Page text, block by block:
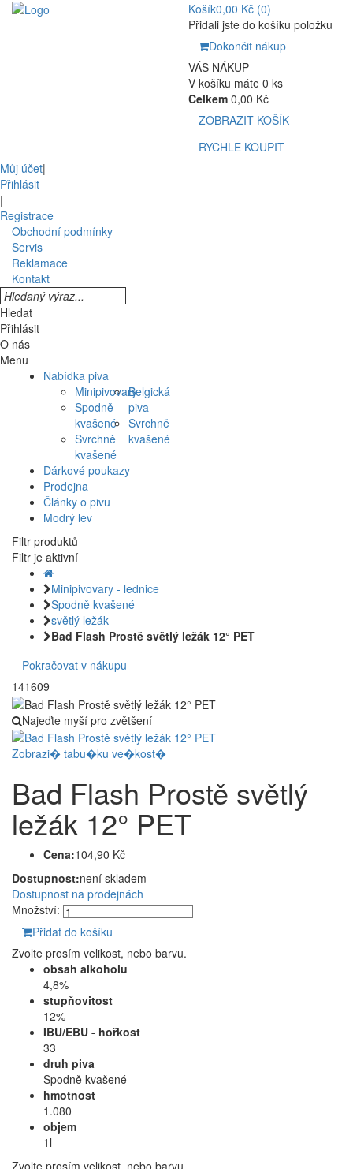
Košík0,00 Kč (0)
Přidali jste do košíku položku
Dokončit nákup
VÁŠ NÁKUP
V košíku máte 0 ks
Celkem 0,00 Kč
ZOBRAZIT KOŠÍK
RYCHLE KOUPIT
Můj účet|
Přihlásit
|
Registrace
Obchodní podmínky
Servis
Reklamace
Kontakt
Hledat
Přihlásit
O nás
Menu
Nabídka piva
Minipivovary
Spodně
kvašené
Svrchně
kvašené
Belgická
piva
Svrchně
kvašené
Dárkové poukazy
Prodejna
Články o pivu
Modrý lev
Filtr produktů
Filtr je aktivní
Minipivovary - lednice
Spodně kvašené
světlý ležák
Bad Flash Prostě světlý ležák 12° PET
Pokračovat v nákupu
141609
Najeďte myší pro zvětšení
Zobrazi� tabu�ku ve�kost�
Bad Flash Prostě světlý
ležák 12° PET
Cena:104,90 Kč
Dostupnost:není skladem
Dostupnost na prodejnách
Množství:
Přidat do košíku
Zvolte prosím velikost, nebo barvu.
obsah alkoholu
4,8%
stupňovitost
12%
IBU/EBU - hořkost
33
druh piva
Spodně kvašené
hmotnost
1.080
objem
1l
Zvolte prosím velikost, nebo barvu.